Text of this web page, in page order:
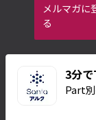
3分
Part
メルマガに
る